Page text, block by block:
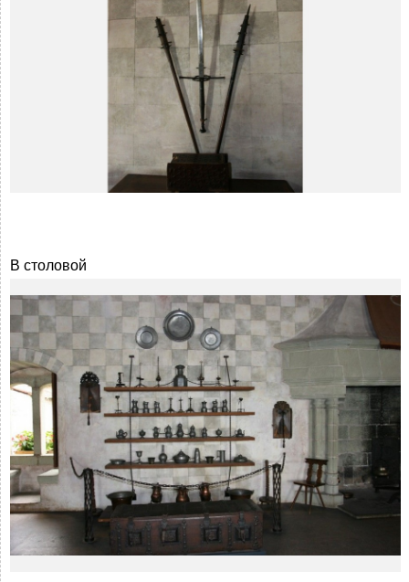
В столовой